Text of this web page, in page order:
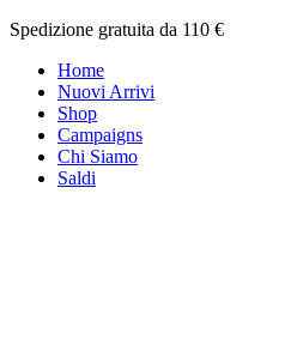
Skip
content
Spedizione gratuita da 110 €
Home
Nuovi Arrivi
Shop
Campaigns
Chi Siamo
Saldi